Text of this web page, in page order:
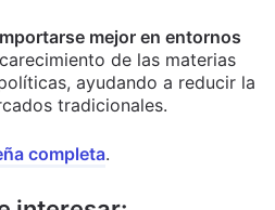
mejor en entornos
de las materias
ayudando a reducir la
tradicionales.
completa.